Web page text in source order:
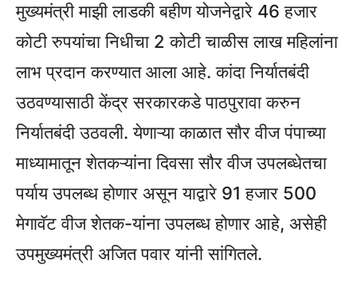
मुख्यमंत्री माझी लाडकी बहीण योजनेद्वारे 46 हजार
कोटी रुपयांचा निधीचा 2 कोटी चाळीस लाख महिलांना
लाभ प्रदान करण्यात आला आहे. कांदा निर्यातबंदी
उठवण्यासाठी केंद्र सरकारकडे पाठपुरावा करुन
निर्यातबंदी उठवली. येणाऱ्या काळात सौर वीज पंपाच्या
माध्यामातून शेतकऱ्यांना दिवसा सौर वीज उपलब्धेतचा
पर्याय उपलब्ध होणार असून याद्वारे 91 हजार 500
मेगावॅट वीज शेतक-यांना उपलब्ध होणार आहे, असेही
उपमुख्यमंत्री अजित पवार यांनी सांगितले.